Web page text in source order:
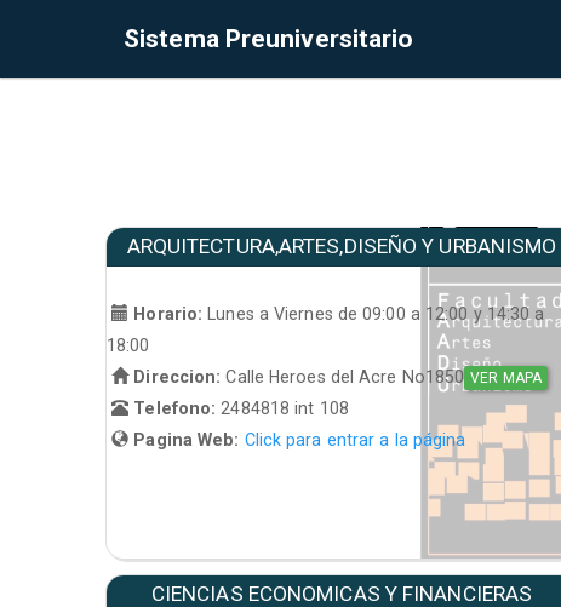
Sistema Preuniversitario
ARQUITECTURA,ARTES,DISEÑO Y URBANISMO
Horario:
Lunes a Viernes de 09:00 a 12:00 y 14:30 a
18:00
Direccion: Calle Heroes del Acre No1850 VER MAPA
Telefono: 2484818 int 108
Pagina Web: Click para entrar a la página
CIENCIAS ECONOMICAS Y FINANCIERAS